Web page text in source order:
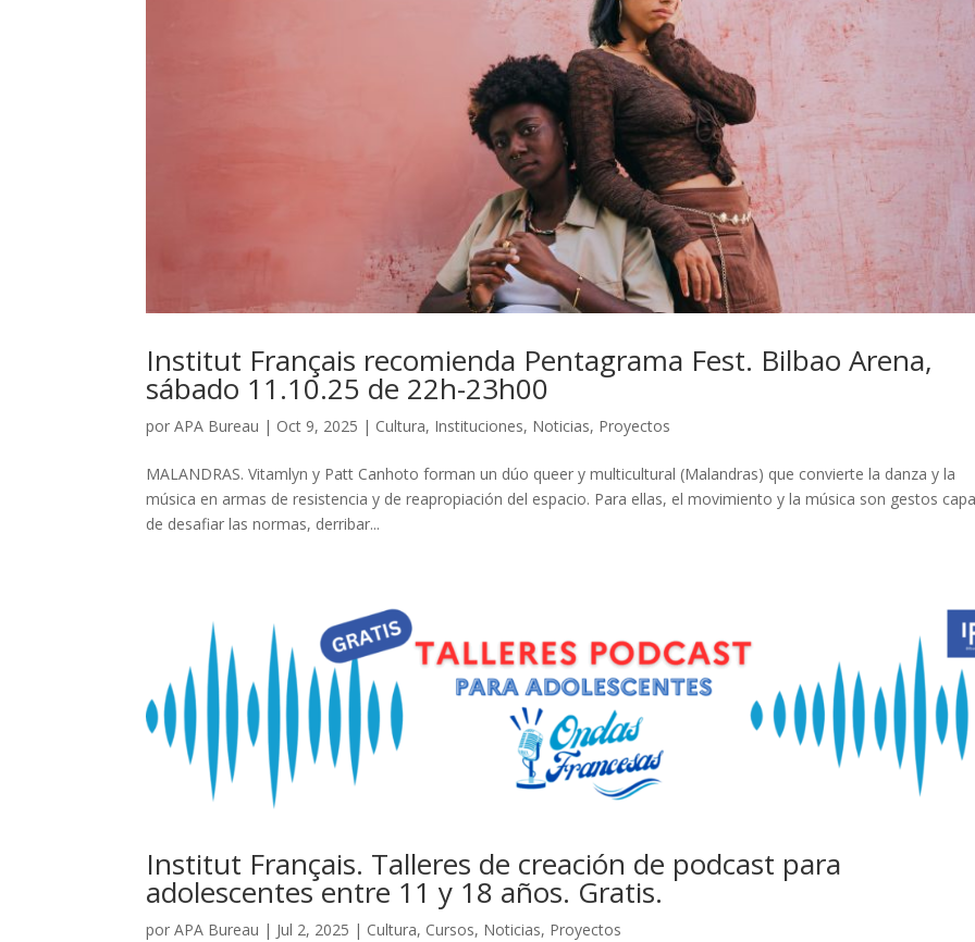
Institut Français recomienda Pentagrama Fest. Bilbao Arena,
sábado 11.10.25 de 22h-23h00
porAPA Bureau | Oct 9, 2025 | Cultura, Instituciones, Noticias, Proyectos
MALANDRAS. Vitamlyn y Patt Canhoto forman un dúo queer y multicultural (Malandras) que convierte la danza y la
música en armas de resistencia y de reapropiación del espacio. Para ellas, el movimiento y la música son gestos
de desafiar las normas, derribar...
Institut Français. Talleres de creación de podcast para
adolescentes entre 11 y 18 años. Gratis.
porAPA Bureau | Jul 2, 2025 | Cultura, Cursos, Noticias, Proyectos